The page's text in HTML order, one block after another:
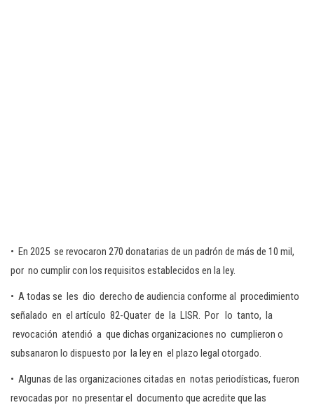
• En 2025 se revocaron 270 donatarias de un padrón de más de 10 mil,
por no cumplir con los requisitos establecidos en la ley.
• A todas se les dio derecho de audiencia conforme al procedimiento
señalado en el artículo 82-Quater de la LISR. Por lo tanto, la
revocación atendió a que dichas organizaciones no cumplieron o
subsanaron lo dispuesto por la ley en el plazo legal otorgado.
• Algunas de las organizaciones citadas en notas periodísticas, fueron
revocadas por no presentar el documento que acredite que las